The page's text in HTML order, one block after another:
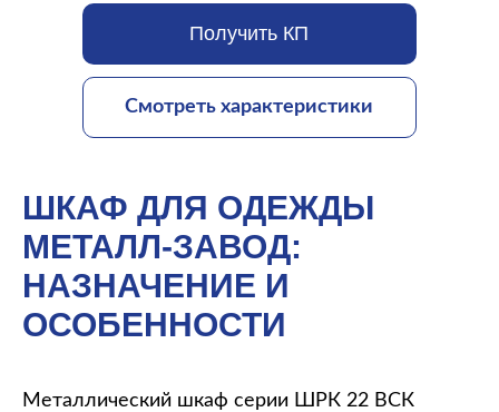
Смотреть характеристики
Получить КП
ШКАФ ДЛЯ ОДЕЖДЫ
МЕТАЛЛ-ЗАВОД:
НАЗНАЧЕНИЕ И
ОСОБЕННОСТИ
Металлический шкаф серии ШРК 22 ВСК